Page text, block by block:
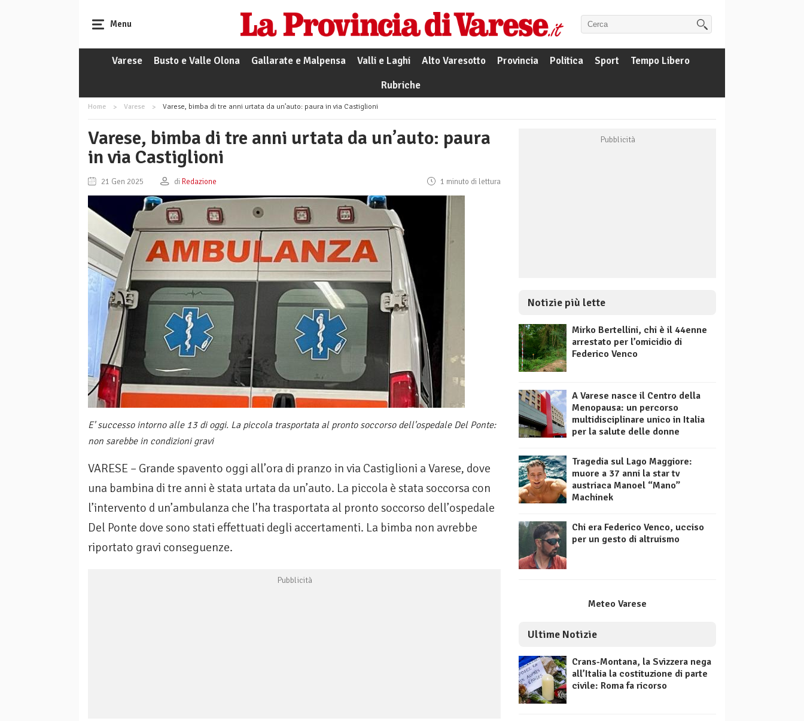
Menu
Varese Busto e Valle Olona Gallarate e Malpensa Valli e Laghi Alto Varesotto Provincia Politica Sport
Tempo Libero
Rubriche
Home Varese Varese, bimba di tre anni urtata da un’auto: paura in via Castiglioni
Varese, bimba di tre anni urtata da un’auto: paura
in via Castiglioni
21 Gen 2025 di Redazione 1 minuto di lettura
E' successo intorno alle 13 di oggi. La piccola trasportata al pronto soccorso dell'ospedale Del Ponte:
non sarebbe in condizioni gravi
VARESE – Grande spavento oggi all’ora di pranzo in via Castiglioni a Varese, dove
una bambina di tre anni è stata urtata da un’auto. La piccola è stata soccorsa con
l’intervento d un’ambulanza che l’ha trasportata al pronto soccorso dell’ospedale
Del Ponte dove sono stati effettuati degli accertamenti. La bimba non avrebbe
riportato gravi conseguenze.
Notizie più lette
Mirko Bertellini, chi è il 44enne
arrestato per l’omicidio di
Federico Venco
A Varese nasce il Centro della
Menopausa: un percorso
multidisciplinare unico in Italia
per la salute delle donne
Tragedia sul Lago Maggiore:
muore a 37 anni la star tv
austriaca Manoel “Mano”
Machinek
Chi era Federico Venco, ucciso
per un gesto di altruismo
Meteo Varese
Ultime Notizie
Crans-Montana, la Svizzera nega
all’Italia la costituzione di parte
civile: Roma fa ricorso